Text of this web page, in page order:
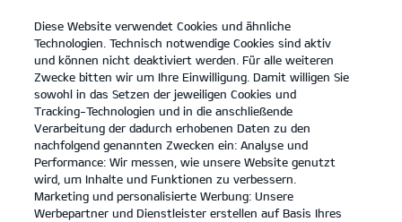
open
menu
KONTAKT
Laden im Unternehmen
... LADEN IM UNTERNEHMEN
Diese Website verwendet Cookies und ähnliche
Technologien. Technisch notwendige Cookies sind aktiv
und können nicht deaktiviert werden. Für alle weiteren
Zwecke bitten wir um Ihre Einwilligung. Damit willigen Sie
sowohl in das Setzen der jeweiligen Cookies und
Tracking-Technologien und in die anschließende
Verarbeitung der dadurch erhobenen Daten zu den
nachfolgend genannten Zwecken ein: Analyse und
Performance: Wir messen, wie unsere Website genutzt
wird, um Inhalte und Funktionen zu verbessern.
Marketing und personalisierte Werbung: Unsere
Werbepartner und Dienstleister erstellen auf Basis Ihres